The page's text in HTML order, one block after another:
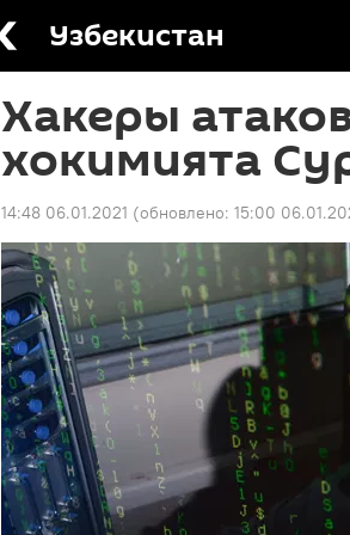
Узбекистан
Хакеры
хокимията
14:48 06.01.2021 (обновлено: 15:00